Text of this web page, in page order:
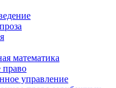
математика
право
управление